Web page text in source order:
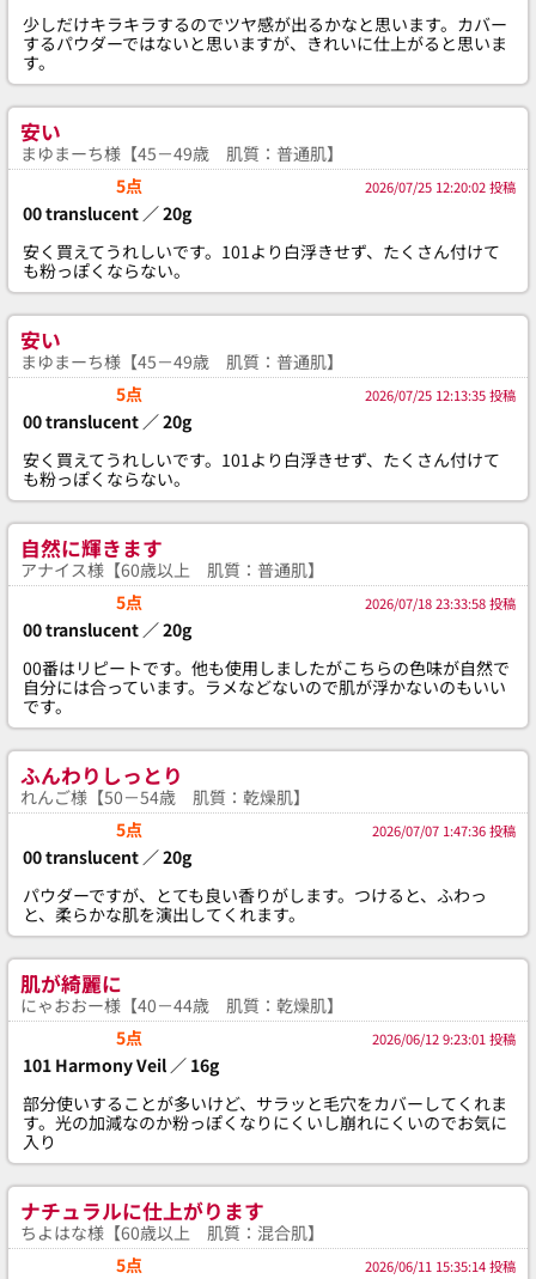
少しだけキラキラするのでツヤ感が出るかなと思います。カバー
するパウダーではないと思いますが、きれいに仕上がると思いま
す。
安い
まゆまーち様【45－49歳 肌質：普通肌】
5点
2026/07/25 12:20:02 投稿
00 translucent ／ 20g
安く買えてうれしいです。101より白浮きせず、たくさん付けて
も粉っぽくならない。
安い
まゆまーち様【45－49歳 肌質：普通肌】
5点
2026/07/25 12:13:35 投稿
00 translucent ／ 20g
安く買えてうれしいです。101より白浮きせず、たくさん付けて
も粉っぽくならない。
自然に輝きます
アナイス様【60歳以上 肌質：普通肌】
5点
2026/07/18 23:33:58 投稿
00 translucent ／ 20g
00番はリピートです。他も使用しましたがこちらの色味が自然で
自分には合っています。ラメなどないので肌が浮かないのもいい
です。
ふんわりしっとり
れんご様【50－54歳 肌質：乾燥肌】
5点
2026/07/07 1:47:36 投稿
00 translucent ／ 20g
パウダーですが、とても良い香りがします。つけると、ふわっ
と、柔らかな肌を演出してくれます。
肌が綺麗に
にゃおおー様【40－44歳 肌質：乾燥肌】
5点
2026/06/12 9:23:01 投稿
101 Harmony Veil ／ 16g
部分使いすることが多いけど、サラッと毛穴をカバーしてくれま
す。光の加減なのか粉っぽくなりにくいし崩れにくいのでお気に
入り
ナチュラルに仕上がります
ちよはな様【60歳以上 肌質：混合肌】
5点
2026/06/11 15:35:14 投稿